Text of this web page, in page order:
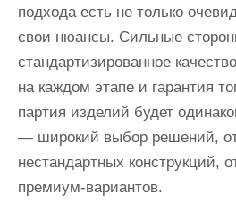
подхода есть не только
свои нюансы. Сильные
стандартизированное
на каждом этапе и гарантия
партия изделий будет
— широкий выбор решений,
нестандартных конструкций,
премиум-вариантов.